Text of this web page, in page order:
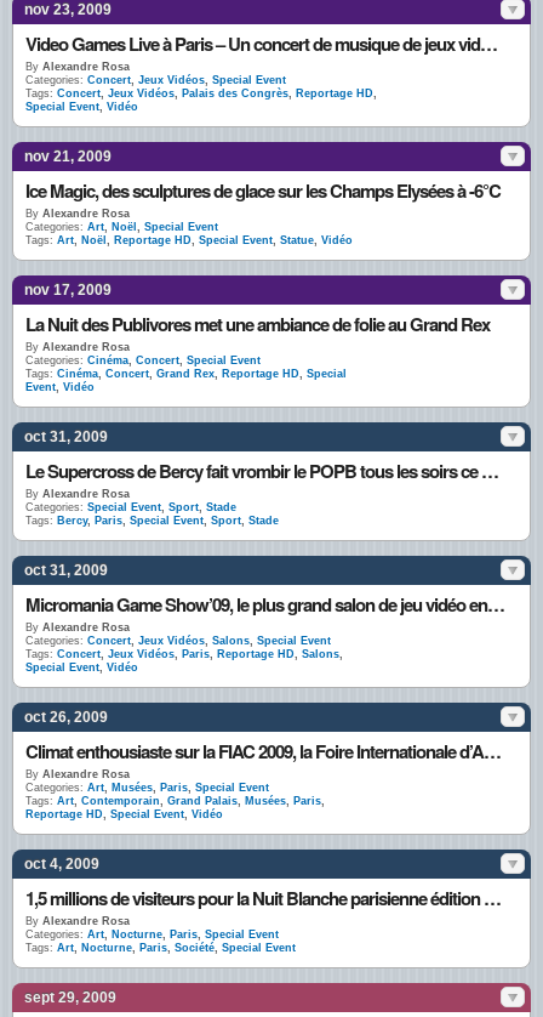
nov 23, 2009
Video Games Live à Paris – Un concert de musique de jeux vidéos avec orchestre symphonique
By Alexandre Rosa
Categories: Concert, Jeux Vidéos, Special Event
Tags: Concert, Jeux Vidéos, Palais des Congrès, Reportage HD,
Special Event, Vidéo
nov 21, 2009
Ice Magic, des sculptures de glace sur les Champs Elysées à -6°C
By Alexandre Rosa
Categories: Art, Noël , Special Event
Tags: Art, Noël , Reportage HD, Special Event, Statue, Vidéo
nov 17, 2009
La Nuit des Publivores met une ambiance de folie au Grand Rex
By Alexandre Rosa
Categories: Cinéma, Concert, Special Event
Tags: Cinéma, Concert, Grand Rex, Reportage HD, Special
Event, Vidéo
oct 31, 2009
Le Supercross de Bercy fait vrombir le POPB tous les soirs ce weekend
By Alexandre Rosa
Categories: Special Event, Sport, Stade
Tags: Bercy, Paris, Special Event, Sport, Stade
oct 31, 2009
Micromania Game Show’09, le plus grand salon de jeu vidéo en France
By Alexandre Rosa
Categories: Concert, Jeux Vidéos, Salons, Special Event
Tags: Concert, Jeux Vidéos, Paris, Reportage HD, Salons,
Special Event, Vidéo
oct 26, 2009
Climat enthousiaste sur la FIAC 2009, la Foire Internationale d’Art Contemporain à Paris
By Alexandre Rosa
Categories: Art, Musées, Paris, Special Event
Tags: Art, Contemporain, Grand Palais, Musées, Paris,
Reportage HD, Special Event, Vidéo
oct 4, 2009
1,5 millions de visiteurs pour la Nuit Blanche parisienne édition 2009
By Alexandre Rosa
Categories: Art, Nocturne, Paris, Special Event
Tags: Art, Nocturne, Paris, Société, Special Event
sept 29, 2009